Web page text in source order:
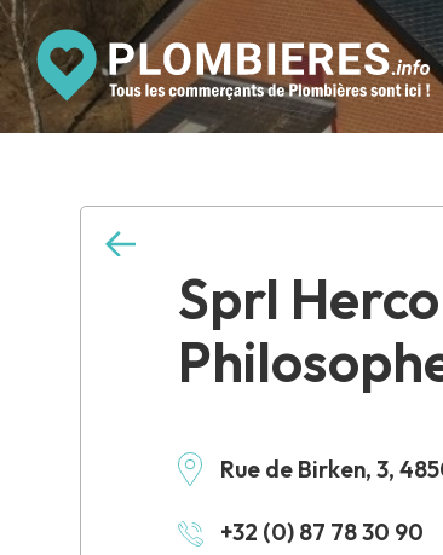
Sprl
Rue de Birken, 3,
+32 (0) 87 78 30 90